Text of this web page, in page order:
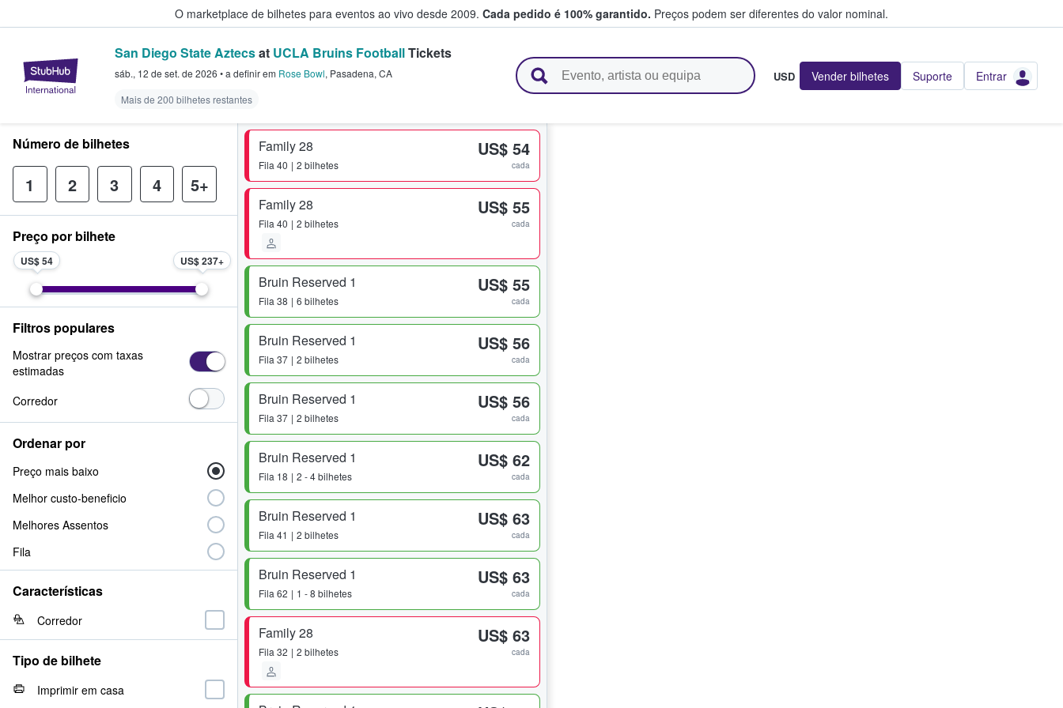
O marketplace de bilhetes para eventos ao vivo desde 2009. Cada pedido é 100% garantido. Preços podem ser diferentes do valor nominal.
StubHub – onde os fãs compram e vendem bilhetes
San Diego State Aztecsat UCLA Bruins FootballTickets
sáb., 12 de set. de 2026 •a definirem Rose Bowl, Pasadena, CA
Mais de 200 bilhetes restantes
USD Vender bilhetes Suporte Entrar
Family 28
Fila 40 2 bilhetes
US$ 54
cada
Family 28
Fila 40 2 bilhetes
US$ 55
cada
Bruin Reserved 1
Fila 38 6 bilhetes
US$ 55
cada
Bruin Reserved 1
Fila 37 2 bilhetes
US$ 56
cada
Bruin Reserved 1
Fila 37 2 bilhetes
US$ 56
cada
Bruin Reserved 1
Fila 18 2 - 4 bilhetes
US$ 62
cada
Bruin Reserved 1
Fila 41 2 bilhetes
US$ 63
cada
Bruin Reserved 1
Fila 62 1 - 8 bilhetes
US$ 63
cada
Family 28
Fila 32 2 bilhetes
US$ 63
cada
Número de bilhetes
1 2 3 4 5+
Preço por bilhete
US$ 54 US$ 237
Filtros populares
Mostrar preços com taxas
estimadas
Corredor
Ordenar por
Preço mais baixo
Melhor custo-beneficio
Melhores Assentos
Fila
Características
Corredor
Tipo de bilhete
Imprimir em casa